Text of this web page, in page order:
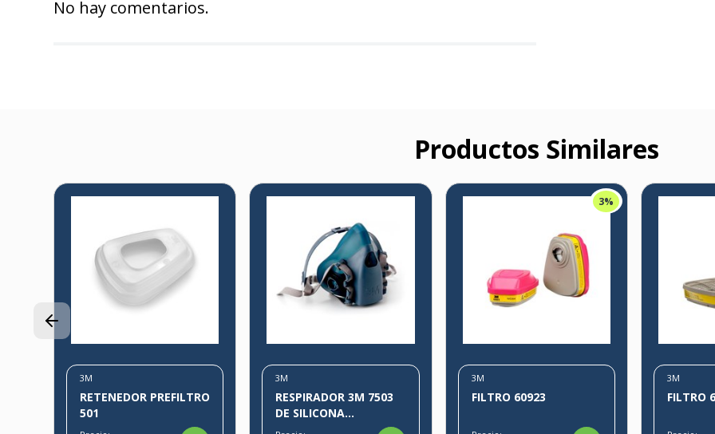
No hay comentarios.
Productos Similares
3M
RETENEDOR PREFILTRO
501
3M
RESPIRADOR 3M 7503
DE SILICONA
SUAVIZADA
3%
3M
FILTRO 60923
3M
FILTRO